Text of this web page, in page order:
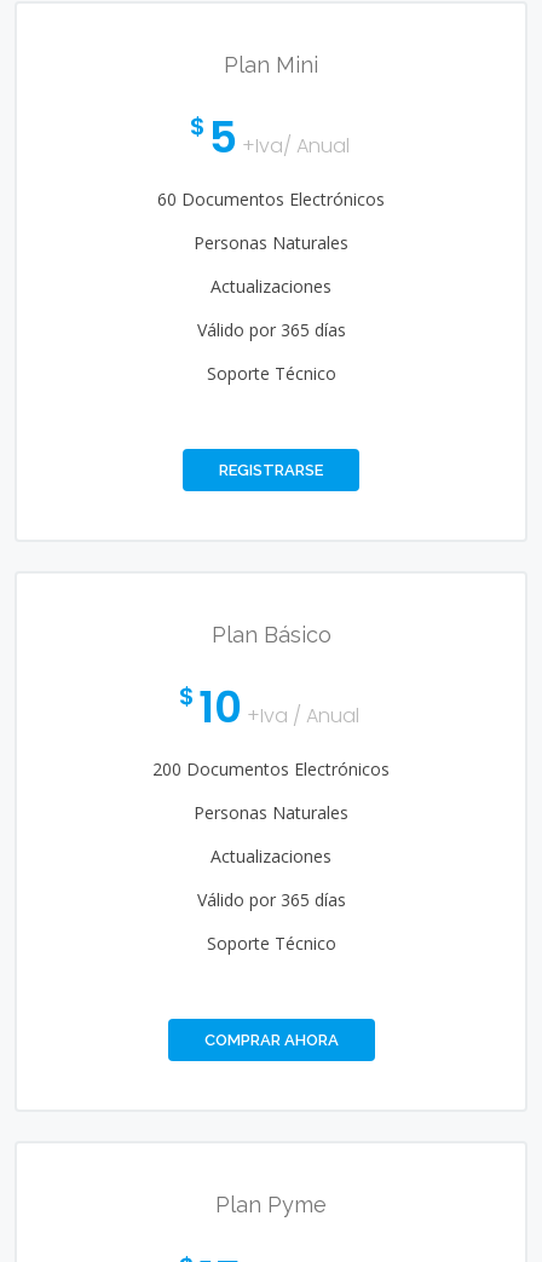
Plan Mini
$ 5 +Iva/ Anual
60 Documentos Electrónicos
Personas Naturales
Actualizaciones
Válido por 365 días
Soporte Técnico
REGISTRARSE
Plan Básico
$ 10 +Iva / Anual
200 Documentos Electrónicos
Personas Naturales
Actualizaciones
Válido por 365 días
Soporte Técnico
COMPRAR AHORA
Plan Pyme